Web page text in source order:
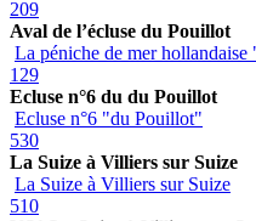
209
Aval de l’écluse du Pouillot
La péniche de mer
129
Ecluse n°6 du du Pouillot
Ecluse n°6 "du Pouillot"
530
La Suize à Villiers sur Suize
La Suize à Villiers sur Suize
510